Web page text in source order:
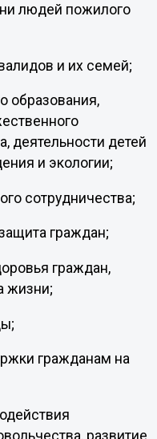
людей пожилого
и их семей;
образования,
деятельности детей
и экологии;
сотрудничества;
граждан;
граждан,
жизни;
гражданам на
развитие